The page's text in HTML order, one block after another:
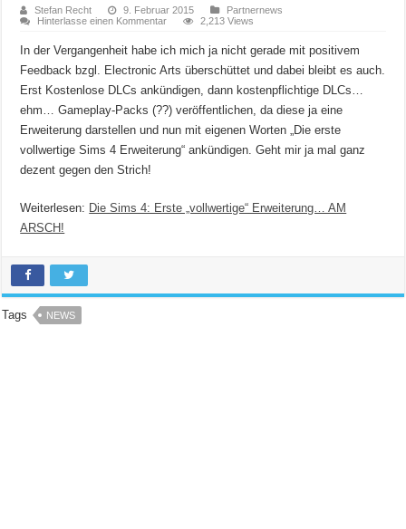
Stefan Recht 9. Februar 2015
Partnernews
Hinterlasse einen Kommentar
2,213 Views
In der Vergangenheit habe ich mich ja nicht gerade mit positivem
Feedback bzgl. Electronic Arts überschüttet und dabei bleibt es auch.
Erst Kostenlose DLCs ankündigen, dann kostenpflichtige DLCs…
ehm… Gameplay-Packs (??) veröffentlichen, da diese ja eine
Erweiterung darstellen und nun mit eigenen Worten „Die erste
vollwertige Sims 4 Erweiterung“ ankündigen. Geht mir ja mal ganz
dezent gegen den Strich!
Weiterlesen: Die Sims 4: Erste „vollwertige“ Erweiterung… AM
ARSCH!
Tags NEWS